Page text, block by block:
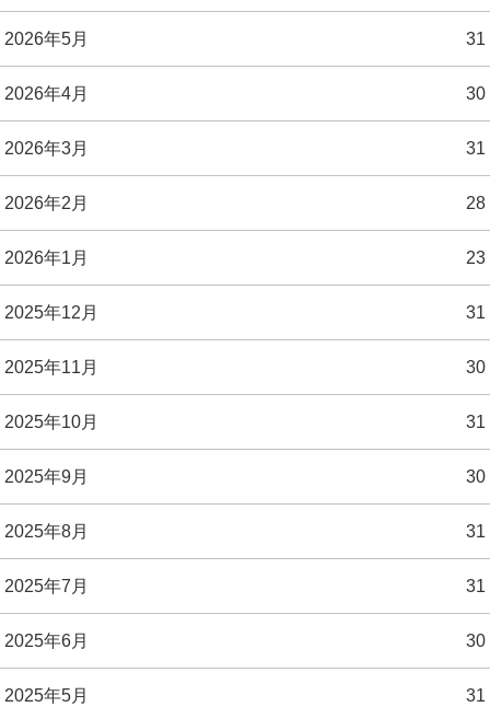
2026年5月 31
2026年4月 30
2026年3月 31
2026年2月 28
2026年1月 23
2025年12月 31
2025年11月 30
2025年10月 31
2025年9月 30
2025年8月 31
2025年7月 31
2025年6月 30
2025年5月 31